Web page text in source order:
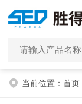
当前位置：首页